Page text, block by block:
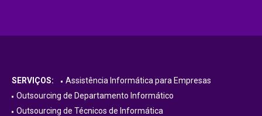
SERVIÇOS:
Assistência Informática para Empresas
Outsourcing de Departamento Informático
Outsourcing de Técnicos de Informática